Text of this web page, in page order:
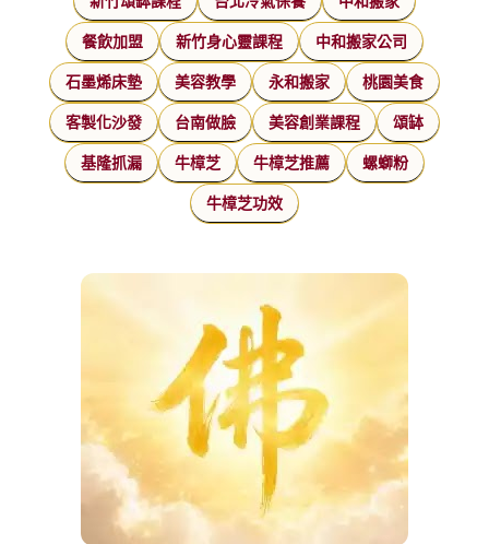
餐飲加盟 新竹身心靈課程 中和搬家公司
石墨烯床墊 美容教學 永和搬家 桃園美食
客製化沙發 台南做臉 美容創業課程 頌缽
基隆抓漏 牛樟芝 牛樟芝推薦 螺螄粉
牛樟芝功效